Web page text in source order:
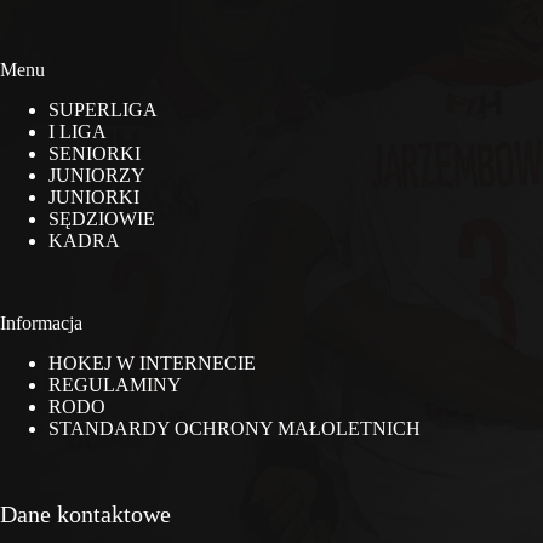
Menu
SUPERLIGA
I LIGA
SENIORKI
JUNIORZY
JUNIORKI
SĘDZIOWIE
KADRA
Informacja
HOKEJ W INTERNECIE
REGULAMINY
RODO
STANDARDY OCHRONY MAŁOLETNICH
Dane kontaktowe